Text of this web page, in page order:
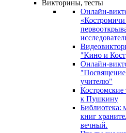
Викторины, тесты
Онлайн-
"Кино и
Онлайн-
"Посвящение
учителю"
к Пушкину
Библиотека:
книг
вечный.